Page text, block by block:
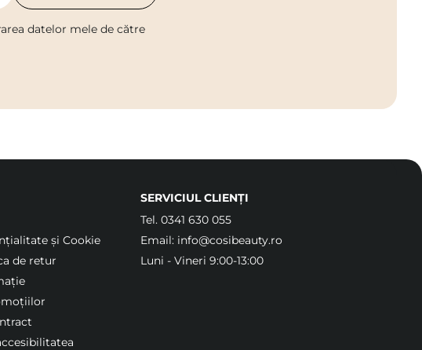
datelor mele de către
și Cookie
de retur
SERVICIUL CLIENȚI
Tel. 0341 630 055
Email: info@cosibeauty.ro
Luni - Vineri 9:00-13:00